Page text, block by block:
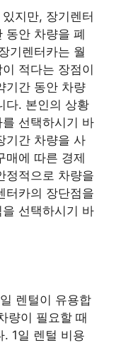
지만, 장기렌터
동안 차량을 폐
기렌터카는 월
적다는 장점이
기간 동안 차량
다. 본인의 상황
선택하시기 바
기간 차량을 사
매에 따른 경제
정적으로 차량을
터카의 장단점을
선택하시기 바
렌털이 유용합
량이 필요할 때
. 1일 렌털 비용